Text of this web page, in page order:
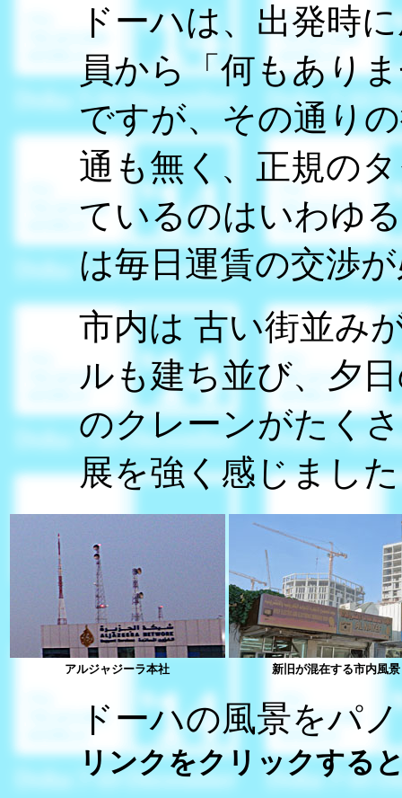
ドーハは、出発時
員から「何もあり
ですが、その通り
通も無く、正規の
ているのはいわゆ
は毎日運賃の交渉
市内は 古い街並み
ルも建ち並び、夕
のクレーンがたく
展を強く感じまし
アルジャジーラ本社 新旧が混在する市内風景
ドーハの風景をパ
リンクをクリックする